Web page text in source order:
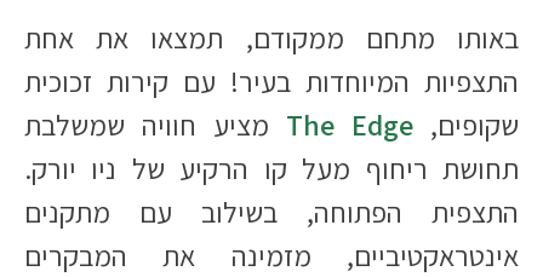
באותו מתחם ממקודם, תמצאו את אחת
התצפיות המיוחדות בעיר! עם קירות זכוכית
שקופים, The Edge מציע חוויה שמשלבת
תחושת ריחוף מעל קו הרקיע של ניו יורק.
התצפית הפתוחה, בשילוב עם מתקנים
אינטראקטיביים, מזמינה את המבקרים